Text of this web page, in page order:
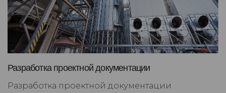
Разработка проектной документации
Разработка проектной документации